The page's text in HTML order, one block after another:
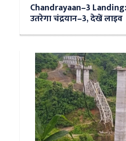
Chandrayaan–3
उतरेगा चंद्रयान–3, देखें लाइव